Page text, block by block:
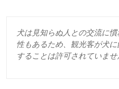
犬は見知らぬ人との交流に
性もあるため、観光客が犬
することは許可されていませ